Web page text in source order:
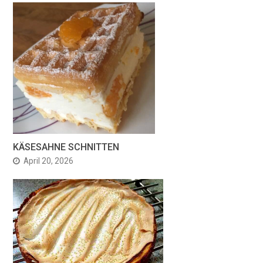
KÄSESAHNE SCHNITTEN
April 20, 2026